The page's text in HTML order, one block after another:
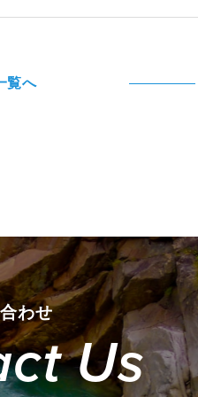
覧へ
わせ
Us